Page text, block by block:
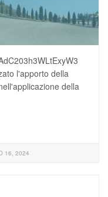
l'apporto della
della
16, 2024